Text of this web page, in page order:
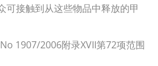
可接触到从这些物品中释放的甲
1907/2006附录XVII第72项范围